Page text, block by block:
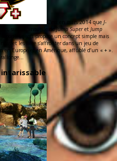
C’est en mars 2014 que J-
suite spirituelle deJump Superet Jump
Le soft propose un concept simple mais
et les faire s’affronter dans un jeu de
en Europe et en Amérique, affublé d’un « + ».
rallonge…
intarissable